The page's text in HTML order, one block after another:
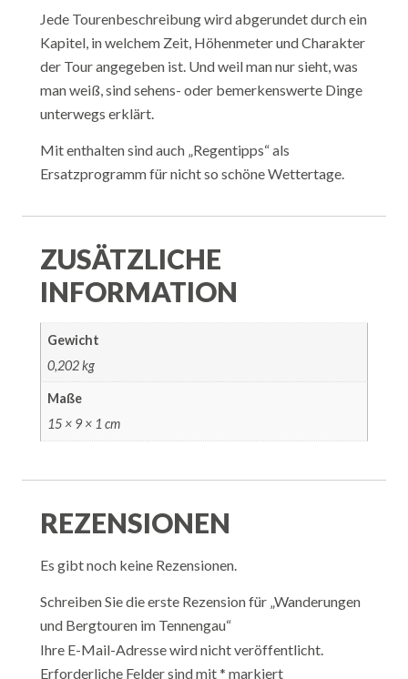
Jede Tourenbeschreibung wird abgerundet durch ein
Kapitel, in welchem Zeit, Höhenmeter und Charakter
der Tour angegeben ist. Und weil man nur sieht, was
man weiß, sind sehens- oder bemerkenswerte Dinge
unterwegs erklärt.
Mit enthalten sind auch „Regentipps“ als
Ersatzprogramm für nicht so schöne Wettertage.
ZUSÄTZLICHE
INFORMATION
Gewicht
0,202 kg
Maße
15 × 9 × 1 cm
REZENSIONEN
Es gibt noch keine Rezensionen.
Schreiben Sie die erste Rezension für „Wanderungen
und Bergtouren im Tennengau“
Ihre E-Mail-Adresse wird nicht veröffentlicht.
Erforderliche Felder sind mit* markiert